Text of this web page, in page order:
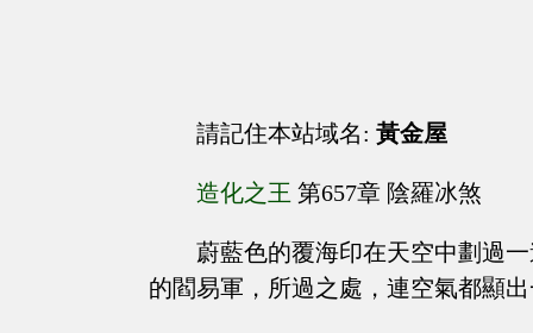
請記住本站域名: 黃金屋
造化之王 第657章 陰羅冰煞
蔚藍色的覆海印在天空中劃過
的閻易軍，所過之處，連空氣都顯